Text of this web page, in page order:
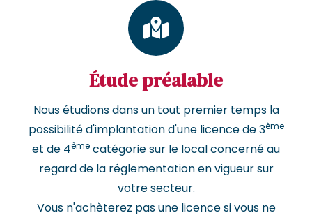
Étude préalable
Nous étudions dans un tout premier temps la
possibilité d'implantation d'une licence de 3ème
et de 4ème catégorie sur le local concerné au
regard de la réglementation en vigueur sur
votre secteur.
Vous n'achèterez pas une licence si vous ne